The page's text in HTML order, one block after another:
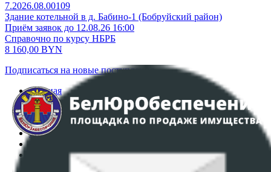
7.2026.08.00109
Здание котельной в д. Бабино-1 (Бобруйский район)
Приём заявок до 12.08.26 16:00
Справочно по курсу НБРБ
8 160,00 BYN
Подписаться на новые поступления
Главная
Аукционы
Интернет-магазин
Регламент организации и проведения торгов
Политика в отношении обработки персональных